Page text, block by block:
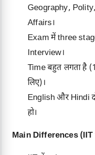
Geography,
Affairs।
Exam में three
Interview।
Time बहुत लगता है
लिए)।
English और Hindi
हो।
Main Differences (IIT